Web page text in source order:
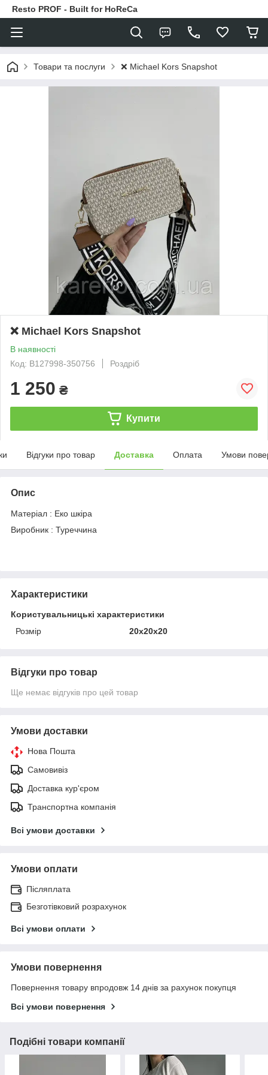
Resto PROF - Built for HoReCa
Товари та послуги ❌ Michael Kors Snapshot
❌ Michael Kors Snapshot
В наявності
Код: B127998-350756
Роздріб
1 250 ₴
Купити
Відгуки про товар Доставка Оплата Умови
Опис
Матеріал : Еко шкіра
Виробник : Туреччина
Характеристики
Користувальницькі характеристики
Розмір
20x20x20
Відгуки про товар
Ще немає відгуків про цей товар
Умови доставки
Нова Пошта
Самовивіз
Доставка кур'єром
Транспортна компанія
Всі умови доставки
Умови оплати
Післяплата
Безготівковий розрахунок
Всі умови оплати
Умови повернення
Повернення товару впродовж 14 днів за рахунок покупця
Всі умови повернення
Подібні товари компанії